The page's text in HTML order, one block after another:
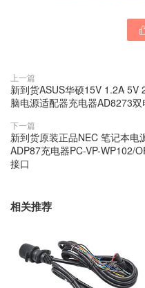
上一篇
新到货ASUS华硕15V 1.2A
脑电源适配器充电器AD8273双
下一篇
新到货原装正品NEC 笔记本电
ADP87充电器PC-VP-WP102/
接口
相关推荐